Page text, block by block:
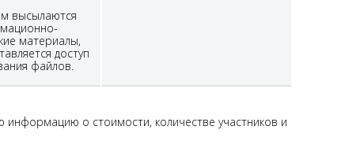
высылаются
материалы,
доступ
файлов.
о стоимости, количестве участников и